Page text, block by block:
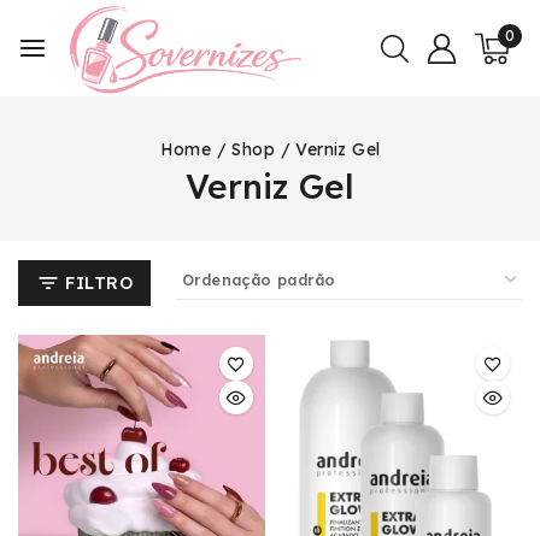
0
Home / Shop / Verniz Gel
Verniz Gel
FILTRO